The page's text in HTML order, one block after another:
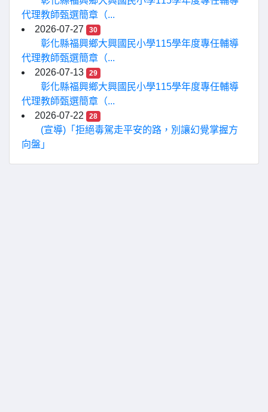
代理教師甄選簡章（...
2026-07-27
30
彰化縣福興鄉大興國民小學115學年度專任輔導
代理教師甄選簡章（...
2026-07-13
29
彰化縣福興鄉大興國民小學115學年度專任輔導
代理教師甄選簡章（...
2026-07-22
28
(宣導)「拒絕毒駕走平安的路，別讓幻覺掌握方
向盤」